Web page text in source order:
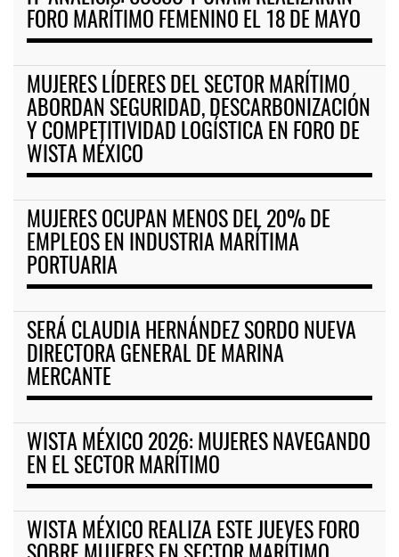
FORO MARÍTIMO FEMENINO EL 18 DE MAYO
MUJERES LÍDERES DEL SECTOR MARÍTIMO
ABORDAN SEGURIDAD, DESCARBONIZACIÓN
Y COMPETITIVIDAD LOGÍSTICA EN FORO DE
WISTA MÉXICO
MUJERES OCUPAN MENOS DEL 20% DE
EMPLEOS EN INDUSTRIA MARÍTIMA
PORTUARIA
SERÁ CLAUDIA HERNÁNDEZ SORDO NUEVA
DIRECTORA GENERAL DE MARINA
MERCANTE
WISTA MÉXICO 2026: MUJERES NAVEGANDO
EN EL SECTOR MARÍTIMO
WISTA MÉXICO REALIZA ESTE JUEVES FORO